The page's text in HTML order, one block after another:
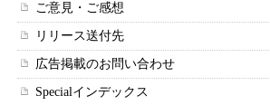
ご意見・ご感想
リリース送付先
広告掲載のお問い合わせ
Specialインデックス